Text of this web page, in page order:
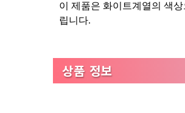
이 제품은 화이트계열의 색
립니다.
상품 정보